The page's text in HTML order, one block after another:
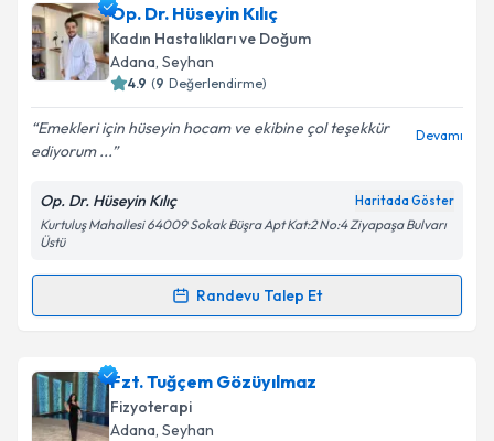
Dr. Asena Baltaiçin randevu takvimi talebi oluşturun.
Size bu uzmandan randevu almanız için bir takvim
hazırlandığında e-posta ile bilgilendireceğiz.
Kişisel verilerimin işlenmesine ilişkin
Aydınlatma
Metni'ni okudum ve kişisel verilerimin belirtilen
Takvim Talebini Gönder
Op. Dr. Hüseyin Kılıç
Kadın Hastalıkları ve Doğum
Adana, Seyhan
4.9 (9 Değerlendirme)
Emekleri için hüseyin hocam ve ekibine çol teşekkür
ediyorum ...
Devamı
Op. Dr. Hüseyin Kılıç Haritada Göster
Kurtuluş Mahallesi 64009 Sokak Büşra Apt Kat:2 No:4 Ziyapaşa Bulvarı
Üstü
Randevu Talep Et
Randevu Takvimi Talebi
Op. Dr. Hüseyin Kılıçiçin randevu takvimi talebi
oluşturun. Size bu uzmandan randevu almanız için bir
takvim hazırlandığında e-posta ile bilgilendireceğiz.
Fzt. Tuğçem Gözüyılmaz
Fizyoterapi
Adana, Seyhan